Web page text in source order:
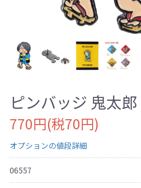
ピンバッジ 鬼太郎
770円(税70円)
オプションの値段詳細
06557